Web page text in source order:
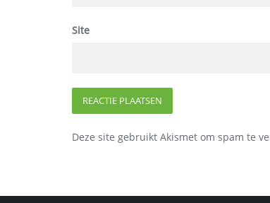
Site
Deze site gebruikt Akismet om spam te